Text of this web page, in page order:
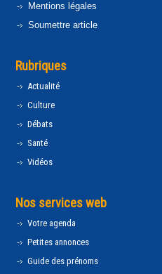
Mentions légales
Soumettre article
Rubriques
Actualité
Culture
Débats
Santé
Vidéos
Nos services web
Votre agenda
Petites annonces
Guide des prénoms